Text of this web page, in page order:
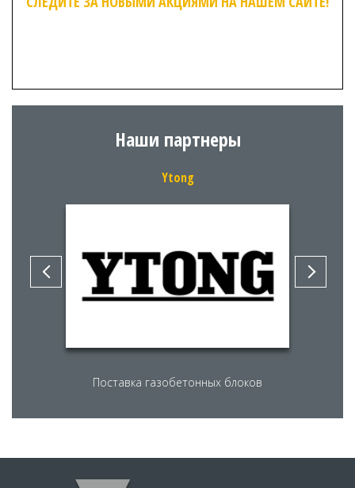
Наши партнеры
Ytong
Поставка газобетонных блоков